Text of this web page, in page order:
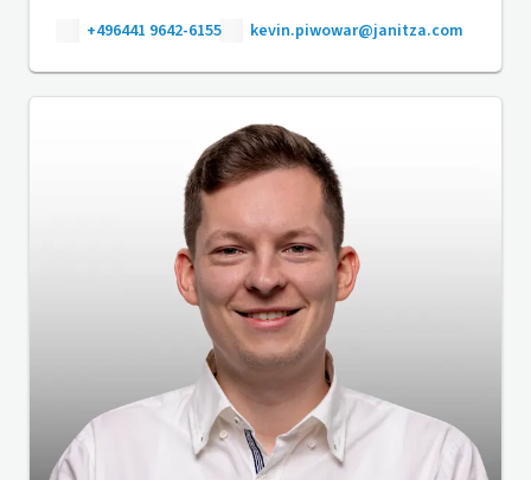
+496441 9642-6155 kevin.piwowar@janitza.com